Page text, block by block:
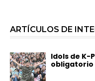
ARTÍCULOS DE
Idols de K-
obligatorio